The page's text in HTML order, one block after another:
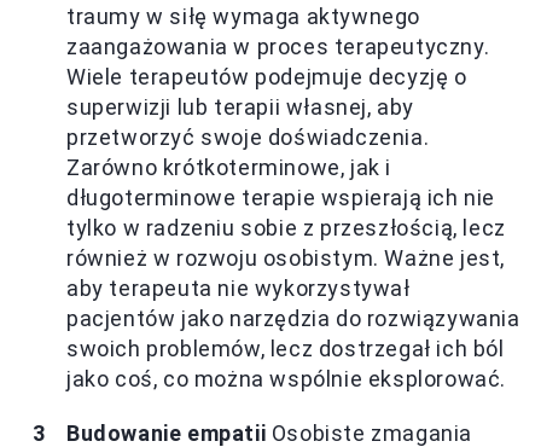
traumy w siłę wymaga aktywnego
zaangażowania w proces terapeutyczny.
Wiele terapeutów podejmuje decyzję o
superwizji lub terapii własnej, aby
przetworzyć swoje doświadczenia.
Zarówno krótkoterminowe, jak i
długoterminowe terapie wspierają ich nie
tylko w radzeniu sobie z przeszłością, lecz
również w rozwoju osobistym. Ważne jest,
aby terapeuta nie wykorzystywał
pacjentów jako narzędzia do rozwiązywania
swoich problemów, lecz dostrzegał ich ból
jako coś, co można wspólnie eksplorować.
Budowanie empatii Osobiste zmagania